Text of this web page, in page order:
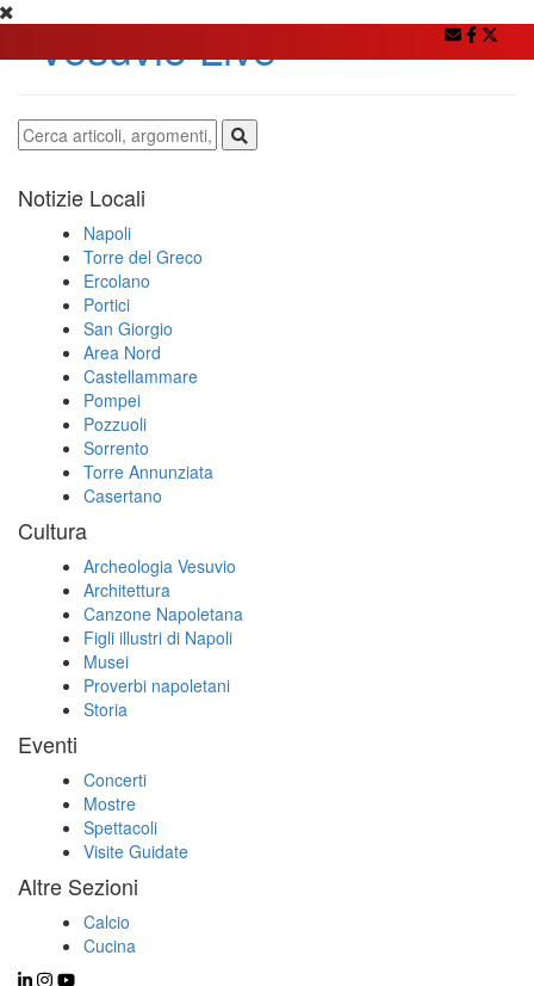
Notizie Locali
Napoli
Torre del Greco
Ercolano
Portici
San Giorgio
Area Nord
Castellammare
Pompei
Pozzuoli
Sorrento
Torre Annunziata
Casertano
Cultura
Archeologia Vesuvio
Architettura
Canzone Napoletana
Figli illustri di Napoli
Musei
Proverbi napoletani
Storia
Eventi
Concerti
Mostre
Spettacoli
Visite Guidate
Altre Sezioni
Calcio
Cucina